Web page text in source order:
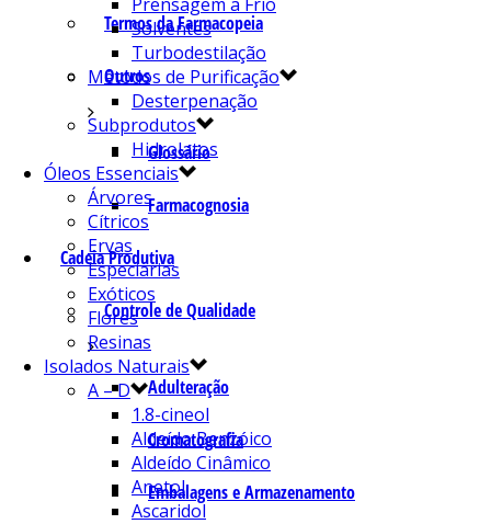
Termos da Farmacopeia
Outros
Glossário
Farmacognosia
Cadeia Produtiva
Controle de Qualidade
Adulteração
Cromatografia
Embalagens e Armazenamento
Solventes
Turbodestilação
Métodos de Purificação
Desterpenação
Subprodutos
Hidrolatos
Óleos Essenciais
Árvores
Cítricos
Ervas
Especiarias
Exóticos
Flores
Resinas
Isolados Naturais
A – D
1.8-cineol
Aldeído Benzóico
Aldeído Cinâmico
Anetol
Ascaridol